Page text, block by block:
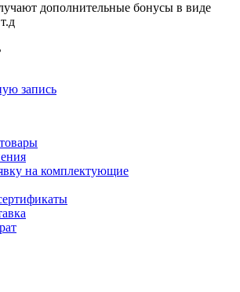
дополнительные бонусы в виде
запись
на комплектующие